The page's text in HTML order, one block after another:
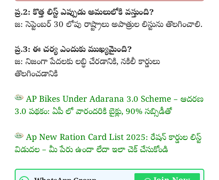
ప్ర.2: కొత్త లిస్ట్ ఎప్పుడు అమలులోకి వస్తుంది?
జ: సెప్టెంబర్ 30 లోపు రాష్ట్రాలు అపాత్రుల లిస్టును తొలగించాలి.
ప్ర.3: ఈ చర్య ఎందుకు ముఖ్యమైంది?
జ: నిజంగా పేదలకు లబ్ధి చేరడానికి, నకిలీ కార్డులు
తొలగించడానికి
AP Bikes Under Adarana 3.0 Scheme – ఆదరణ
3.0 పథకం: ఏపీ లో వారందరికి బైక్లు, 90% సబ్సిడీతో
Ap New Ration Card List 2025: రేషన్ కార్డుల లిస్ట్
విడుదల – మీ పేరు ఉందా లేదా ఇలా చెక్ చేసుకోండి